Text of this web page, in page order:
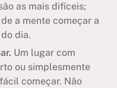
as mais difíceis;
a mente começar a
dia.
Um lugar com
ou simplesmente
começar. Não